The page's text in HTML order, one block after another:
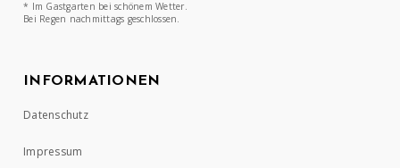
* Im Gastgarten bei schönem Wetter.
Bei Regen nachmittags geschlossen.
INFORMATIONEN
Datenschutz
Impressum